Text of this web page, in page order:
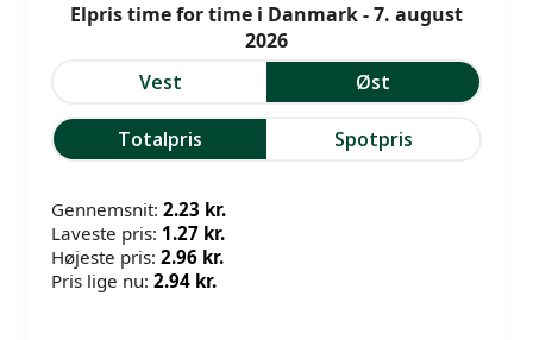
Elpris time for time i Danmark - 7. august
2026
Vest
Øst
Totalpris Spotpris
Gennemsnit: 2.23 kr.
Laveste pris: 1.27 kr.
Højeste pris: 2.96 kr.
Pris lige nu: 2.94 kr.